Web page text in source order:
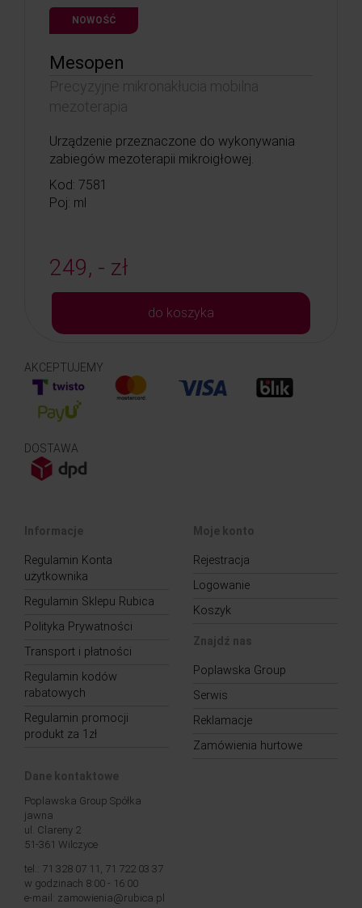
NOWOŚĆ
Mesopen
Precyzyjne mikronakłucia mobilna
mezoterapia
Urządzenie przeznaczone do wykonywania
zabiegów mezoterapii mikroigłowej.
Kod: 7581
Poj: ml
249, - zł
do koszyka
AKCEPTUJEMY
DOSTAWA
Informacje
Regulamin Konta
użytkownika
Regulamin Sklepu Rubica
Polityka Prywatności
Transport i płatności
Regulamin kodów
rabatowych
Regulamin promocji
produkt za 1zł
Moje konto
Rejestracja
Logowanie
Koszyk
Znajdź nas
Poplawska Group
Serwis
Reklamacje
Zamówienia hurtowe
Dane kontaktowe
Poplawska Group Spółka
jawna
ul. Clareny 2
51-361 Wilczyce
tel.: 71 328 07 11, 71 722 03 37
w godzinach 8:00 - 16:00
e-mail: zamowienia@rubica.pl